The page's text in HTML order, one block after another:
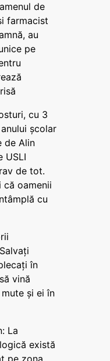
de
farmacist
au
pe
cu 3
școlar
de Alin
USLI
de tot.
că oamenii
cu
în
vină
și ei în
La
există
pe zona